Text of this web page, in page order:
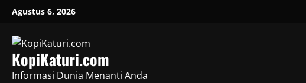
Skip
content
Agustus 6, 2026
KopiKaturi.com
Informasi Dunia Menanti Anda